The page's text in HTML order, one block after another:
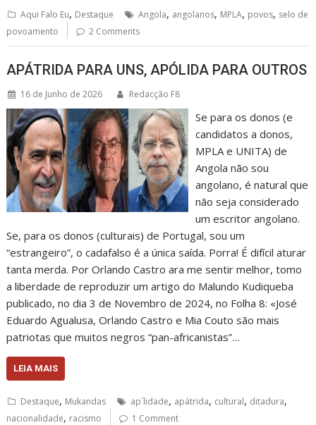
Aqui Falo Eu, Destaque Angola, angolanos, MPLA, povos, selo de
povoamento
2 Comments
APÁTRIDA PARA UNS, APÓLIDA PARA OUTROS
16 de Junho de 2026 Redacção F8
Se para os donos (e
candidatos a donos,
MPLA e UNITA) de
Angola não sou
angolano, é natural que
não seja considerado
um escritor angolano.
Se, para os donos (culturais) de Portugal, sou um
“estrangeiro”, o cadafalso é a única saída. Porra! É difícil aturar
tanta merda. Por Orlando Castro ara me sentir melhor, tomo
a liberdade de reproduzir um artigo do Malundo Kudiqueba
publicado, no dia 3 de Novembro de 2024, no Folha 8: «José
Eduardo Agualusa, Orlando Castro e Mia Couto são mais
patriotas que muitos negros “pan-africanistas”…
LEIA MAIS
Destaque, Mukandas ap´lidade, apátrida, cultural, ditadura,
nacionalidade, racismo 1 Comment